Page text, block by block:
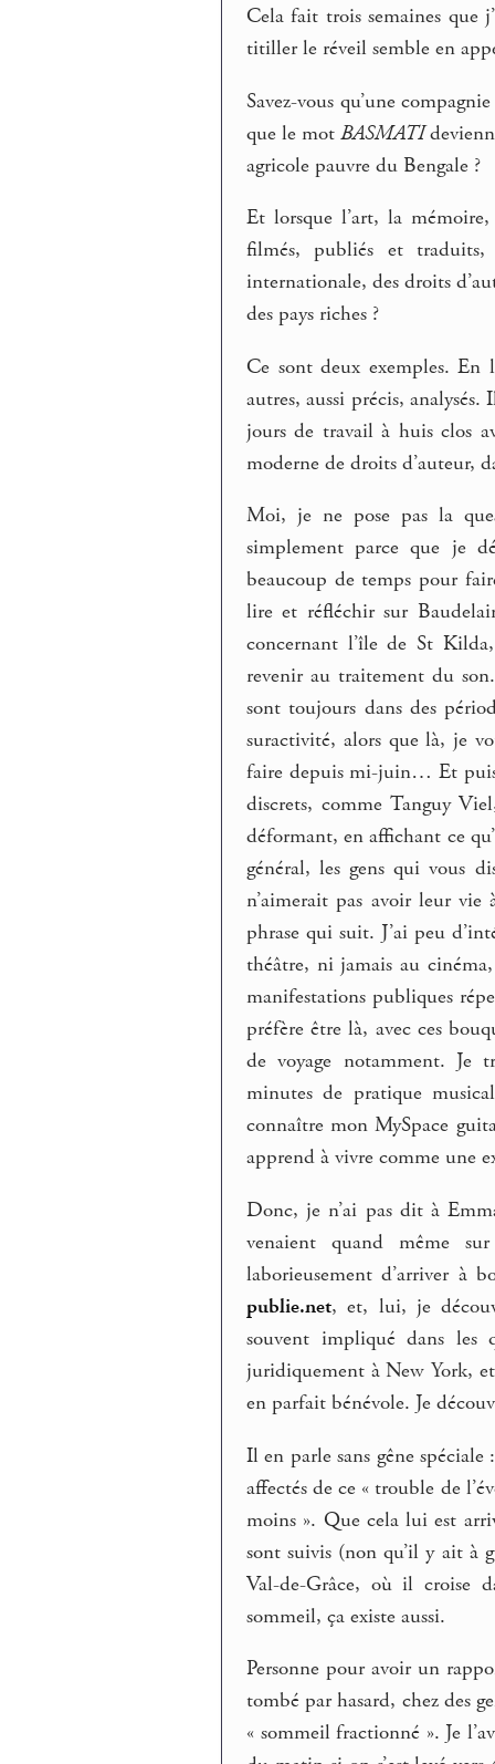
Cela fait trois semaines que
titiller le réveil semble en
Savez-vous qu’une
que le motBASMATI
agricole pauvre du Bengale ?
Et lorsque l’art, la
filmés, publiés et
internationale, des droits
des pays riches ?
Ce sont deux exemples.
autres, aussi précis,
jours de travail à huis clos
moderne de droits d’auteur,
Moi, je ne pose pas la
simplement parce que je
beaucoup de temps pour
lire et réfléchir sur
concernant l’île de St
revenir au traitement du
sont toujours dans des
suractivité, alors que là, je
faire depuis mi-juin… Et
discrets, comme Tanguy
déformant, en affichant ce
général, les gens qui vous
n’aimerait pas avoir leur vie
phrase qui suit. J’ai peu
théâtre, ni jamais au
manifestations publiques
préfère être là, avec ces
de voyage notamment. Je
minutes de pratique
connaître mon MySpace
apprend à vivre comme une
Donc, je n’ai pas dit à
venaient quand même
laborieusement d’arriver à
publie.net, et, lui, je
souvent impliqué dans
juridiquement à New York,
en parfait bénévole. Je
Il en parle sans gêne
affectés de ce « trouble de
moins ». Que cela lui est
sont suivis (non qu’il y ait à
Val-de-Grâce, où il croise
sommeil, ça existe aussi.
Personne pour avoir un
tombé par hasard, chez des
« sommeil fractionné ». Je